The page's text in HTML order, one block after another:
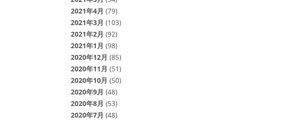
2021年4月 (79)
2021年3月 (103)
2021年2月 (92)
2021年1月 (98)
2020年12月 (85)
2020年11月 (51)
2020年10月 (50)
2020年9月 (48)
2020年8月 (53)
2020年7月 (48)